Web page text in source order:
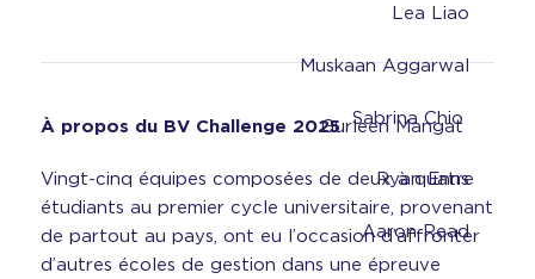
Lea Liao
Muskaan Aggarwal
Sabrina Chio
Gurleen Mangat
Ryan Enns
Aaron Read
À propos du BV Challenge 2025
Vingt-cinq équipes composées de deux à quatre
étudiants au premier cycle universitaire, provenant
de partout au pays, ont eu l’occasion d’affronter
d’autres écoles de gestion dans une épreuve